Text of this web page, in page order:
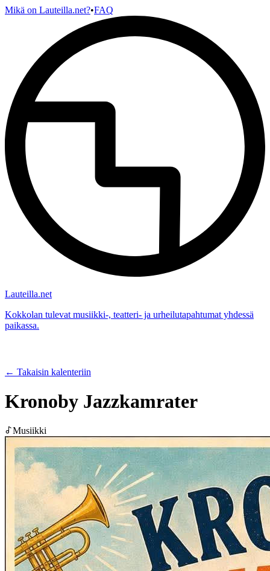
Mikä on Lauteilla.net?•FAQ
Lauteilla.net
Kokkolan tulevat musiikki-, teatteri- ja urheilutapahtumat yhdessä
paikassa.
← Takaisin kalenteriin
Kronoby Jazzkamrater
Musiikki